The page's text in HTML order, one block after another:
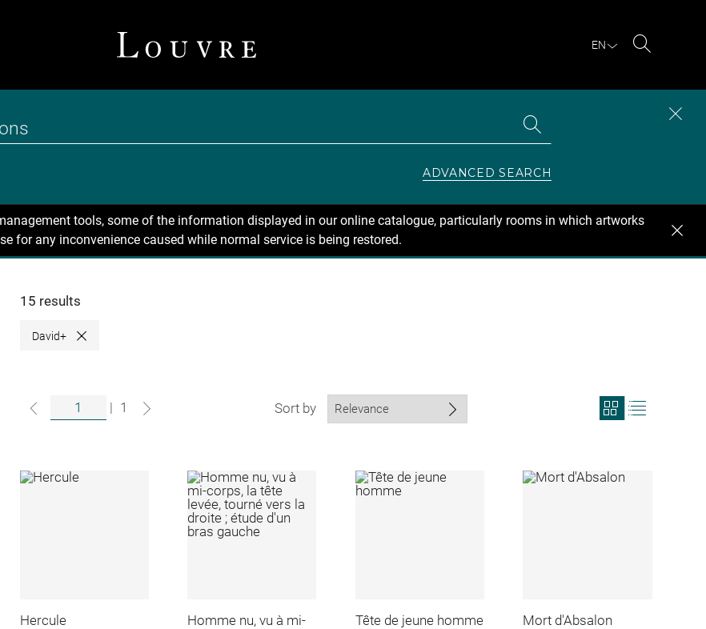
EN
ADVANCED SEARCH
tools, some of the information displayed in our online catalogue, particularly rooms in which artworks
for any inconvenience caused while normal service is being restored.
15 results
David+ Close
| 1 Sort by
View
search
Hercule
Homme nu, vu à mi-
Tête de jeune homme Mort d'Absalon